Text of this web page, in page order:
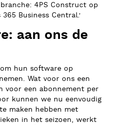
4PS Construct op
Business Central.’
aan ons de
hun software op
Wat voor ons een
voor een abonnement per
kunnen we nu eenvoudig
maken hebben met
in het seizoen, werkt